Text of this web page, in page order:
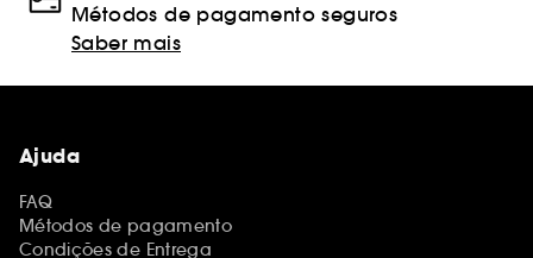
Métodos de pagamento seguros
Saber mais
Ajuda
FAQ
Métodos de pagamento
Condições de Entrega